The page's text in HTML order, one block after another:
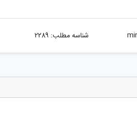
شناسه مطلب: 2289